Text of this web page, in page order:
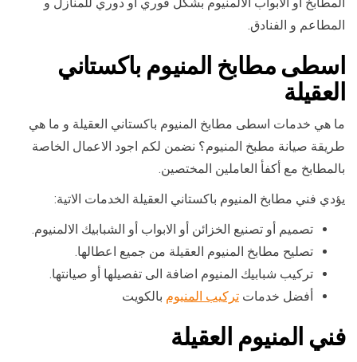
المطابخ أو الأبواب الالمنيوم بشكل فوري أو دوري للمنازل و
المطاعم و الفنادق.
اسطى مطابخ المنيوم باكستاني
العقيلة
ما هي خدمات اسطى مطابخ المنيوم باكستاني العقيلة و ما هي
طريقة صيانة مطبخ المنيوم؟ نضمن لكم اجود الاعمال الخاصة
بالمطابخ مع أكفأ العاملين المختصين.
يؤدي فني مطابخ المنيوم باكستاني العقيلة الخدمات الاتية:
تصميم أو تصنيع الخزائن أو الابواب أو الشبابيك الالمنيوم.
تصليح مطابخ المنيوم العقيلة من جميع اعطالها.
تركيب شبابيك المنيوم اضافة الى تفصيلها أو صيانتها.
أفضل خدمات تركيب المنيوم بالكويت
فني المنيوم العقيلة